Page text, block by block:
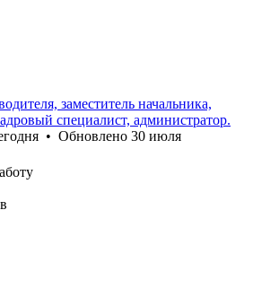
заместитель начальника,
специалист, администратор.
• Обновлено 30 июля